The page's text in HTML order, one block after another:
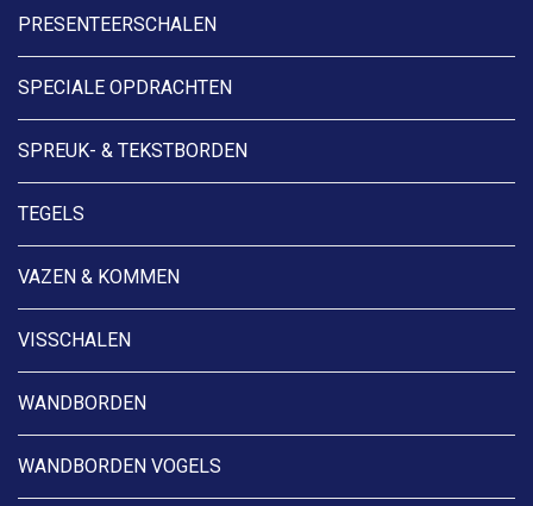
PRESENTEERSCHALEN
SPECIALE OPDRACHTEN
SPREUK- & TEKSTBORDEN
TEGELS
VAZEN & KOMMEN
VISSCHALEN
WANDBORDEN
WANDBORDEN VOGELS